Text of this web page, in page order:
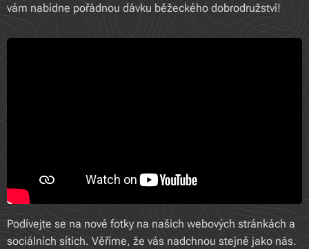
vám nabídne pořádnou dávku běžeckého dobrodružství!
Podívejte se na nové fotky na našich webových stránkách a
sociálních sítích. Věříme, že vás nadchnou stejně jako nás.